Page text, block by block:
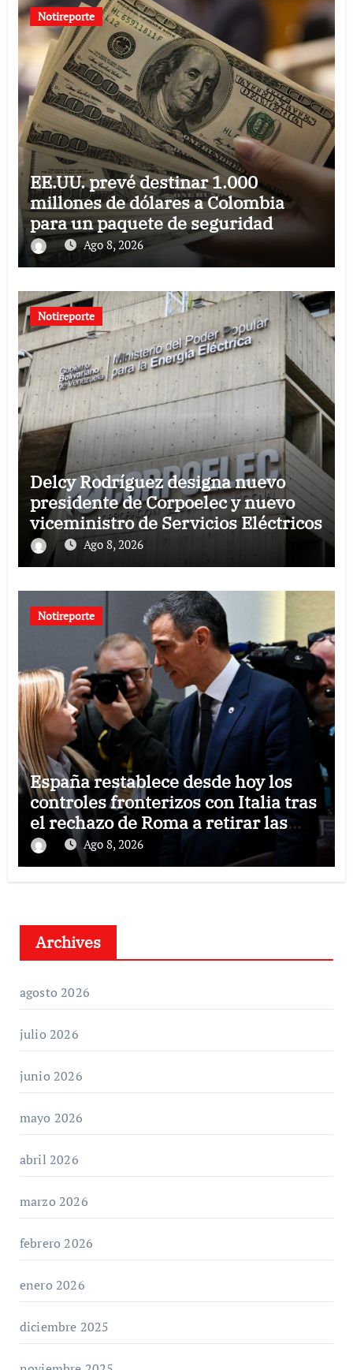
Notireporte
EE.UU. prevé destinar 1.000
millones de dólares a Colombia
para un paquete de seguridad
Ago 8, 2026
Notireporte
Delcy Rodríguez designa nuevo
presidente de Corpoelec y nuevo
viceministro de Servicios Eléctricos
Ago 8, 2026
Notireporte
España restablece desde hoy los
controles fronterizos con Italia tras
el rechazo de Roma a retirar las
restricciones
Ago 8, 2026
Archives
agosto 2026
julio 2026
junio 2026
mayo 2026
abril 2026
marzo 2026
febrero 2026
enero 2026
diciembre 2025